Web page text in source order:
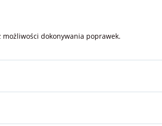
dokonywania poprawek.